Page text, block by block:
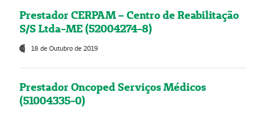
Prestador CERPAM – Centro de Reabilitação
S/S Ltda-ME (52004274-8)
18 de Outubro de 2019
Prestador Oncoped Serviços Médicos
(51004335-0)